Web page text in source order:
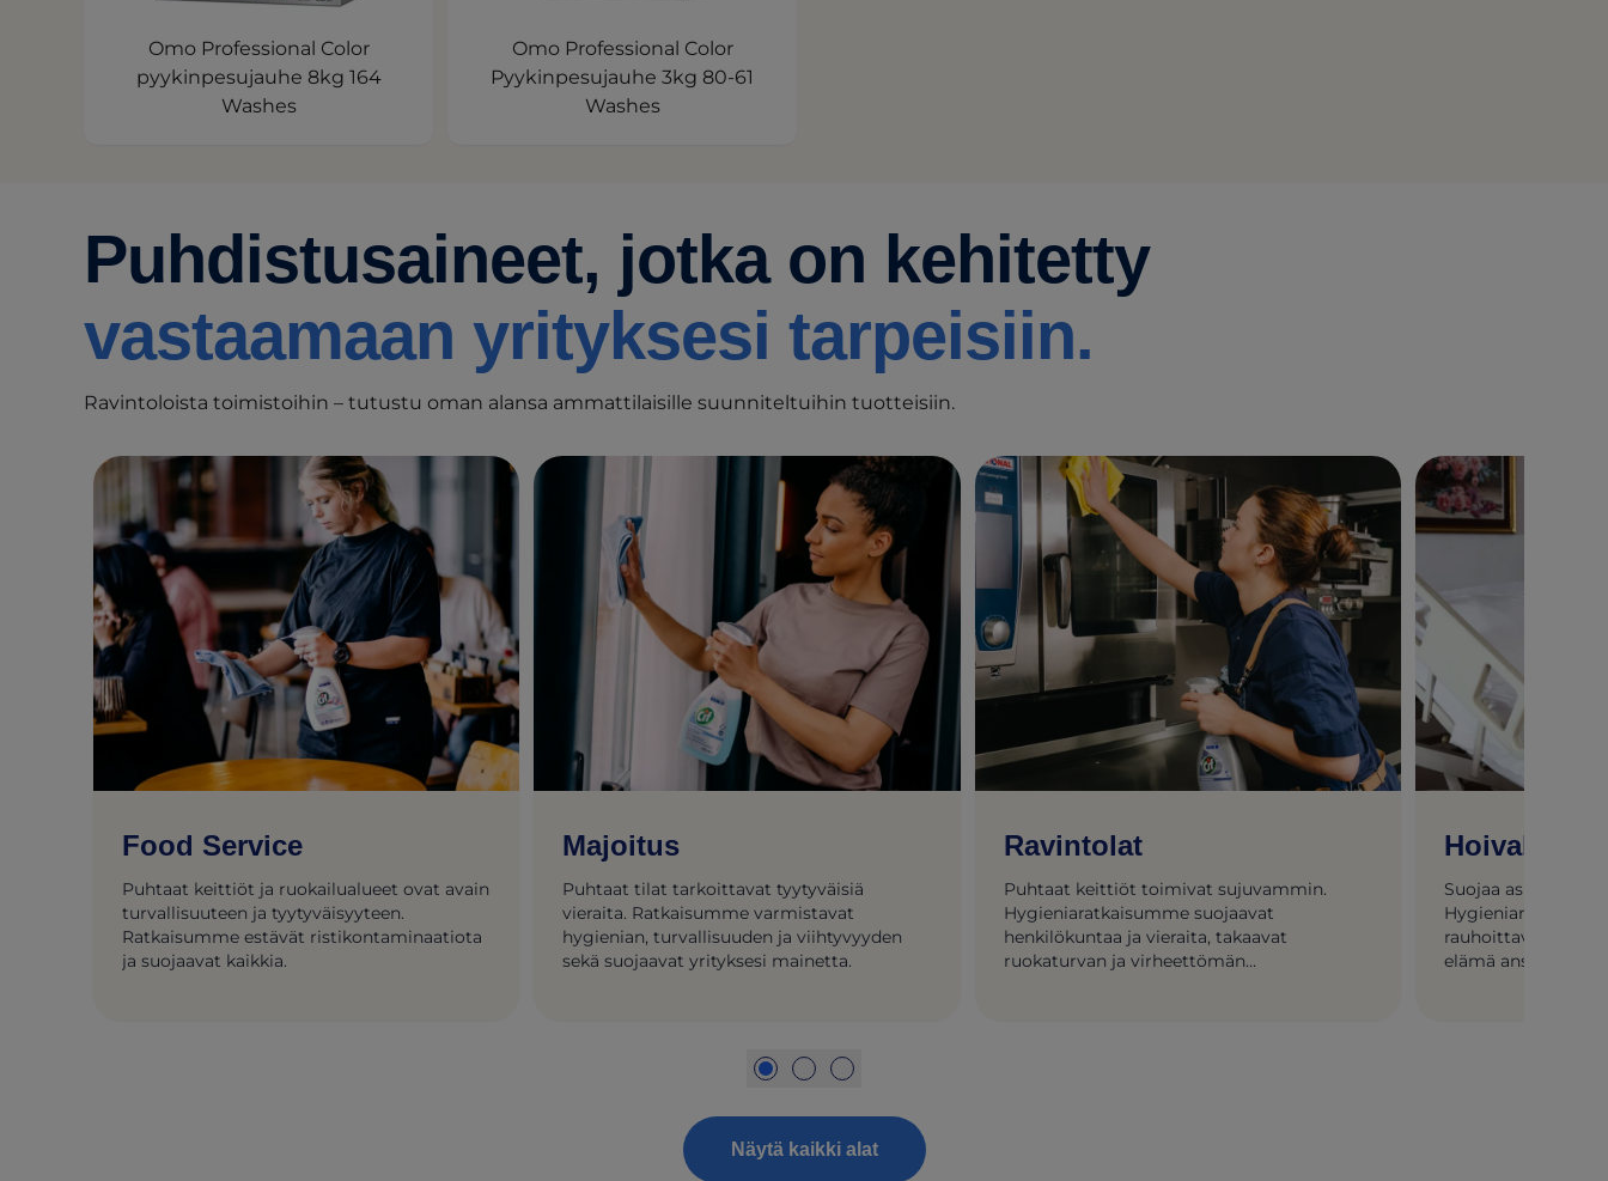
Omo Professional Color
pyykinpesujauhe 8kg 164
Washes
Omo Professional Color
Pyykinpesujauhe 3kg 80-61
Washes
Puhdistusaineet, jotka on kehitetty
vastaamaan yrityksesi tarpeisiin.
Ravintoloista toimistoihin – tutustu oman alansa ammattilaisille suunniteltuihin tuotteisiin.
Food Service
Puhtaat keittiöt ja ruokailualueet ovat avain
turvallisuuteen ja tyytyväisyyteen.
Ratkaisumme estävät ristikontaminaatiota
ja suojaavat kaikkia.
Majoitus
Puhtaat tilat tarkoittavat tyytyväisiä
vieraita. Ratkaisumme varmistavat
hygienian, turvallisuuden ja viihtyvyyden
sekä suojaavat yrityksesi mainetta.
Ravintolat
Puhtaat keittiöt toimivat sujuvammin.
Hygieniaratkaisumme suojaavat
henkilökuntaa ja vieraita, takaavat
ruokaturvan ja virheettömän
Hoivakoti
Suojaa asukkaita.
rauhoittavia
elämä ansaitsee
Näytä kaikki alat